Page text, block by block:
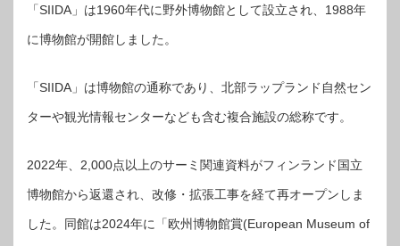
「SIIDA」は1960年代に野外博物館として設立され、1988年
に博物館が開館しました。
「SIIDA」は博物館の通称であり、北部ラップランド自然セン
ターや観光情報センターなども含む複合施設の総称です。
2022年、2,000点以上のサーミ関連資料がフィンランド国立
博物館から返還され、改修・拡張工事を経て再オープンしま
した。同館は2024年に「欧州博物館賞(European Museum of